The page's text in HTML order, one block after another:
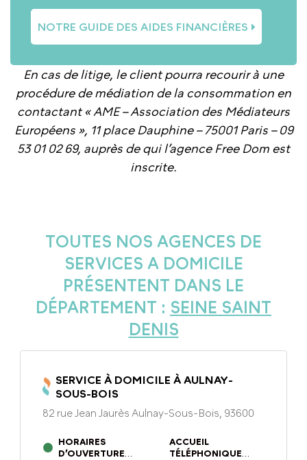
NOTRE GUIDE DES AIDES FINANCIÈRES
En cas de litige, le client pourra recourir à une
procédure de médiation de la consommation en
contactant « AME – Association des Médiateurs
Européens », 11 place Dauphine – 75001 Paris – 09
53 01 02 69, auprès de qui l’agence Free Dom est
inscrite.
TOUTES NOS AGENCES DE
SERVICES A DOMICILE
PRÉSENTENT DANS LE
DÉPARTEMENT : SEINE SAINT
DENIS
SERVICE À DOMICILE À AULNAY-
SOUS-BOIS
82 rue Jean Jaurès Aulnay-Sous-Bois, 93600
HORAIRES
D’OUVERTURE
ACCUEIL
TÉLÉPHONIQUE